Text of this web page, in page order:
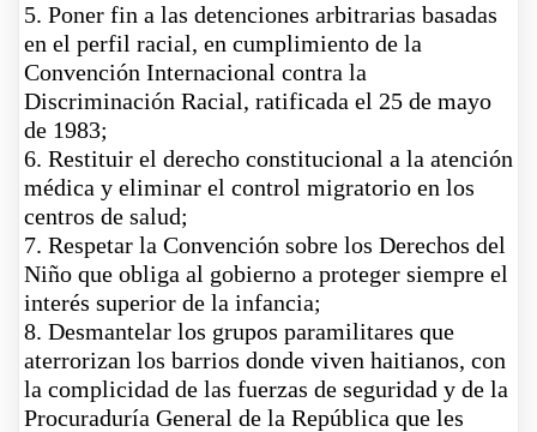
5. Poner fin a las detenciones arbitrarias basadas
en el perfil racial, en cumplimiento de la
Convención Internacional contra la
Discriminación Racial, ratificada el 25 de mayo
de 1983;
6. Restituir el derecho constitucional a la atención
médica y eliminar el control migratorio en los
centros de salud;
7. Respetar la Convención sobre los Derechos del
Niño que obliga al gobierno a proteger siempre el
interés superior de la infancia;
8. Desmantelar los grupos paramilitares que
aterrorizan los barrios donde viven haitianos, con
la complicidad de las fuerzas de seguridad y de la
Procuraduría General de la República que les